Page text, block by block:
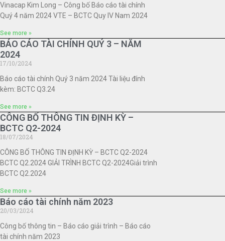
Vinacap Kim Long – Công bố Báo cáo tài chính
Quý 4 năm 2024 VTE – BCTC Quy IV Nam 2024
See more »
BÁO CÁO TÀI CHÍNH QUÝ 3 – NĂM
2024
17/10/2024
Báo cáo tài chính Quý 3 năm 2024 Tài liệu đính
kèm: BCTC Q3.24
See more »
CÔNG BỐ THÔNG TIN ĐỊNH KỲ –
BCTC Q2-2024
18/07/2024
CÔNG BỐ THÔNG TIN ĐỊNH KỲ – BCTC Q2-2024
BCTC Q2.2024 GIẢI TRÌNH BCTC Q2-2024Giải trình
BCTC Q2.2024
See more »
Báo cáo tài chính năm 2023
20/03/2024
Công bố thông tin – Báo cáo giải trình – Báo cáo
tài chính năm 2023